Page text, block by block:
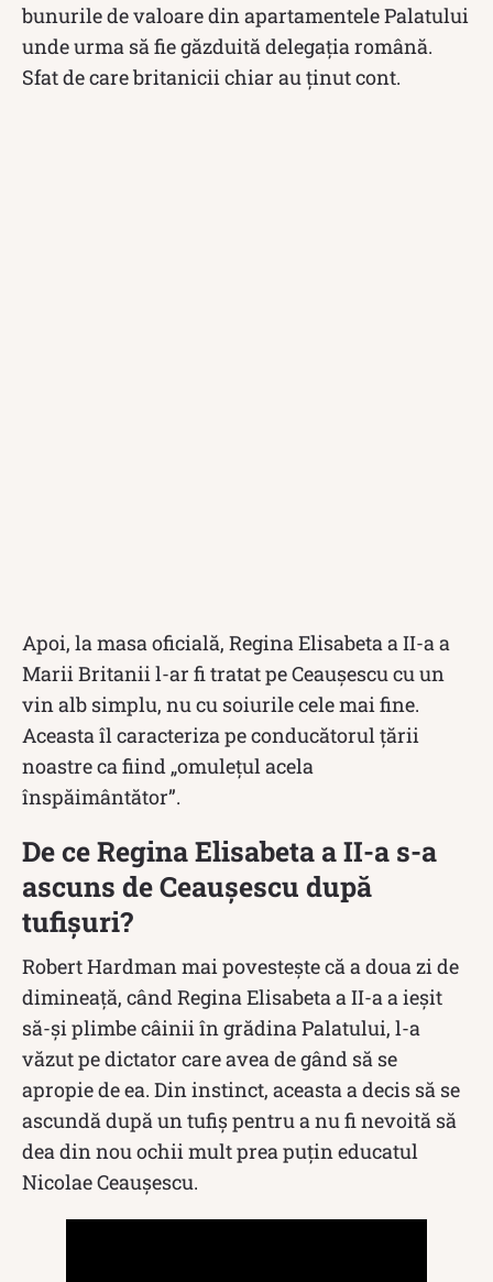
bunurile de valoare din apartamentele Palatului
unde urma să fie găzduită delegaţia română.
Sfat de care britanicii chiar au ținut cont.
Apoi, la masa oficială, Regina Elisabeta a II-a a
Marii Britanii l-ar fi tratat pe Ceaușescu cu un
vin alb simplu, nu cu soiurile cele mai fine.
Aceasta îl caracteriza pe conducătorul țării
noastre ca fiind „omuleţul acela
înspăimântător”.
De ce Regina Elisabeta a II-a s-a
ascuns de Ceaușescu după
tufișuri?
Robert Hardman mai povestește că a doua zi de
dimineață, când Regina Elisabeta a II-a a ieşit
să-şi plimbe câinii în grădina Palatului, l-a
văzut pe dictator care avea de gând să se
apropie de ea. Din instinct, aceasta a decis să se
ascundă după un tufiş pentru a nu fi nevoită să
dea din nou ochii mult prea puțin educatul
Nicolae Ceaușescu.